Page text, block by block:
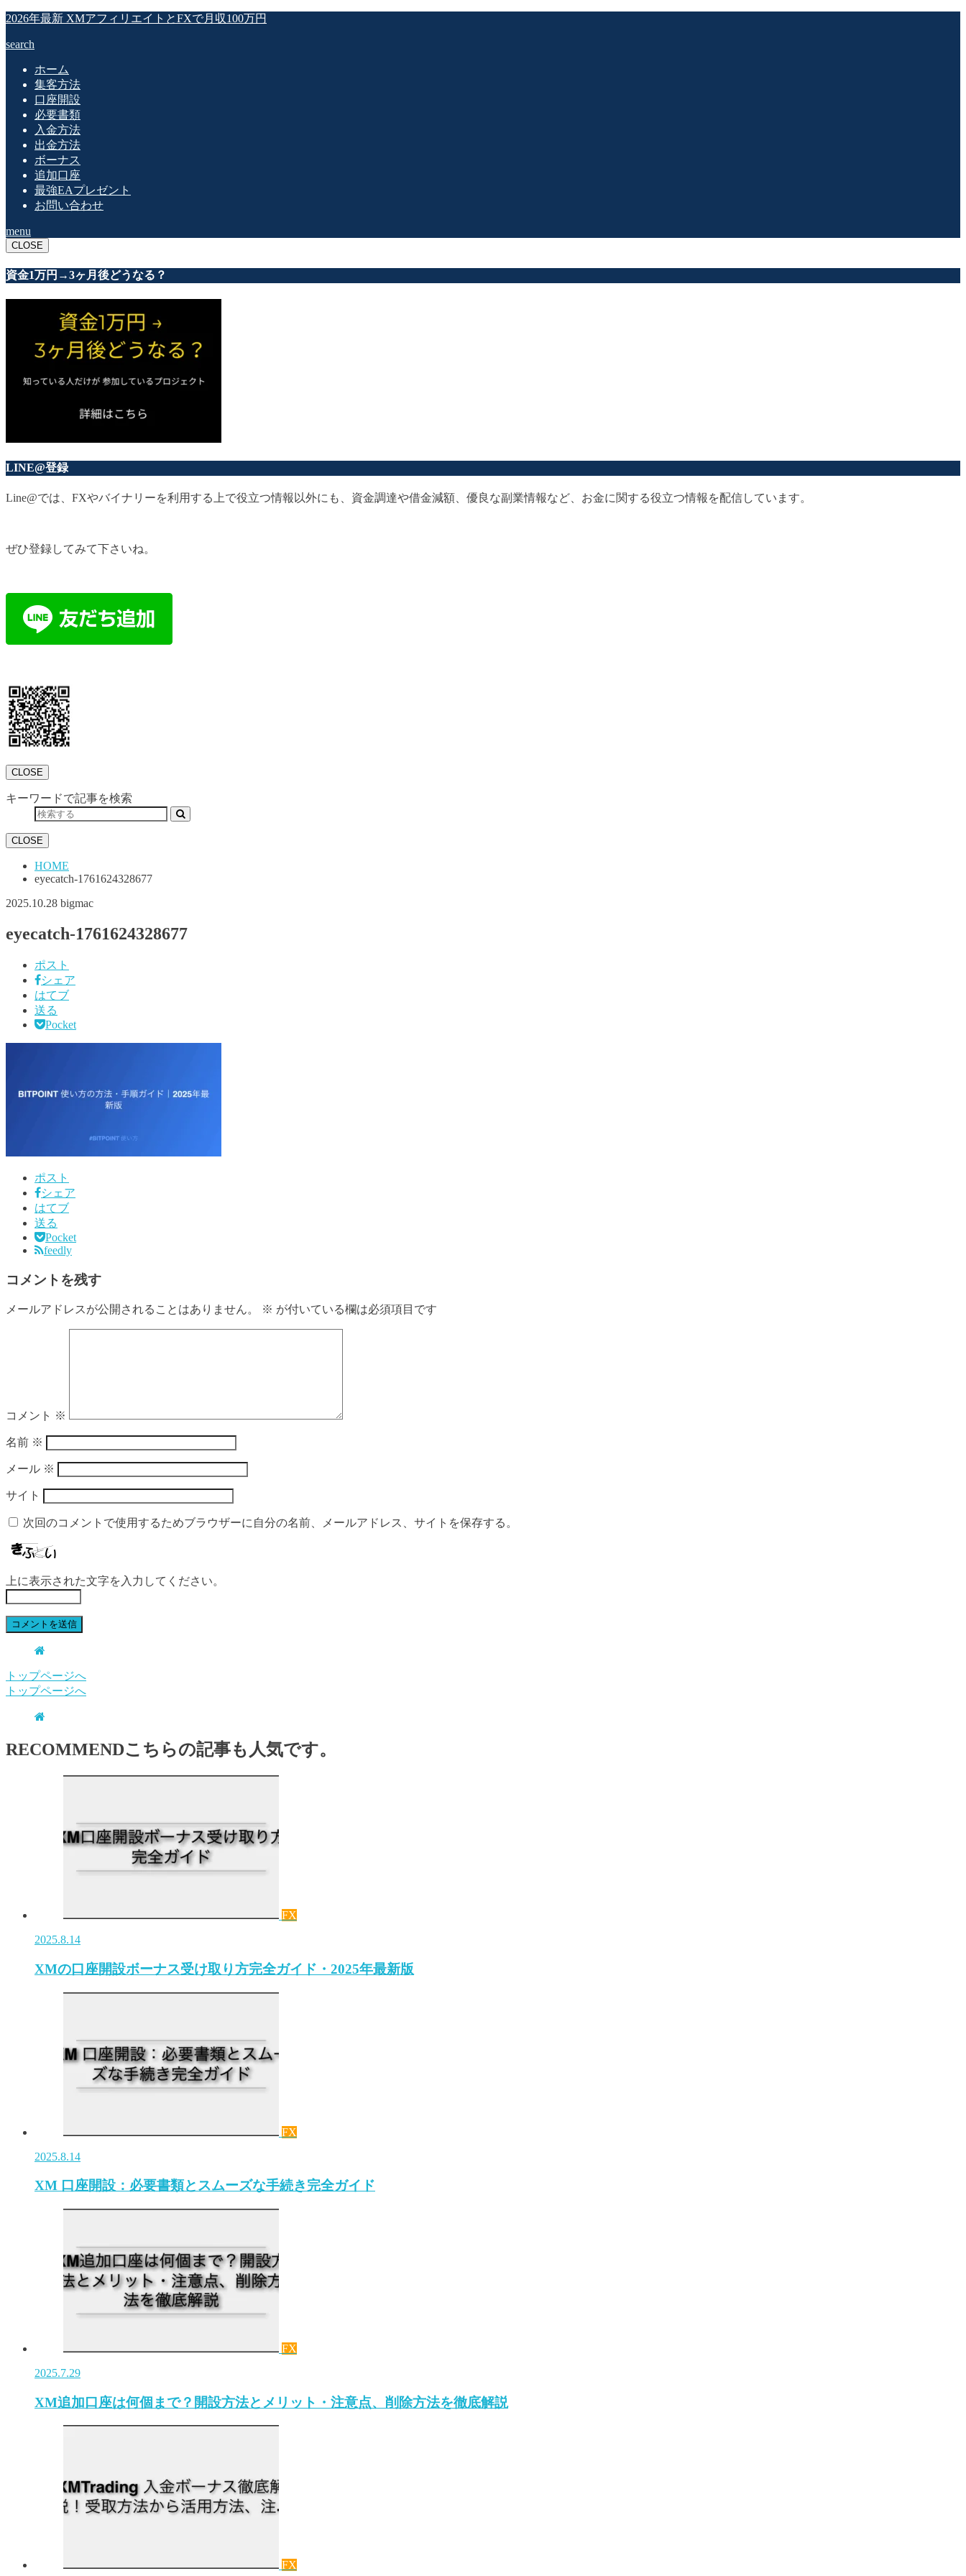
2026年最新 XMアフィリエイトとFXで月収100万円
search
ホーム
集客方法
口座開設
必要書類
入金方法
出金方法
ボーナス
追加口座
最強EAプレゼント
お問い合わせ
menu
CLOSE
資金1万円→3ヶ月後どうなる？
LINE@登録
Line@では、FXやバイナリーを利用する上で役立つ情報以外にも、資金調達や借金減額、優良な副業情報など、お金に関する役立つ情報を配信しています。
ぜひ登録してみて下さいね。
CLOSE
キーワードで記事を検索
CLOSE
HOME
eyecatch-1761624328677
2025.10.28 bigmac
eyecatch-1761624328677
ポスト
シェア
はてブ
送る
Pocket
ポスト
シェア
はてブ
送る
Pocket
feedly
コメントを残す
メールアドレスが公開されることはありません。 ※ が付いている欄は必須項目です
コメント ※
名前 ※
メール ※
サイト
次回のコメントで使用するためブラウザーに自分の名前、メールアドレス、サイトを保存する。
上に表示された文字を入力してください。
トップページへ
トップページへ
RECOMMENDこちらの記事も人気です。
FX
2025.8.14
XMの口座開設ボーナス受け取り方完全ガイド・2025年最新版
FX
2025.8.14
XM 口座開設：必要書類とスムーズな手続き完全ガイド
FX
2025.7.29
XM追加口座は何個まで？開設方法とメリット・注意点、削除方法を徹底解説
FX